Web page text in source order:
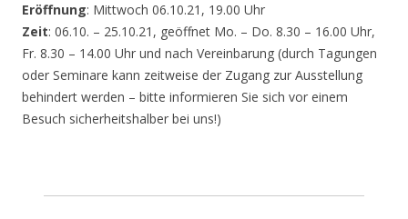
Eröffnung: Mittwoch 06.10.21, 19.00 Uhr
Zeit: 06.10. – 25.10.21, geöffnet Mo. – Do. 8.30 – 16.00 Uhr,
Fr. 8.30 – 14.00 Uhr und nach Vereinbarung (durch Tagungen
oder Seminare kann zeitweise der Zugang zur Ausstellung
behindert werden – bitte informieren Sie sich vor einem
Besuch sicherheitshalber bei uns!)